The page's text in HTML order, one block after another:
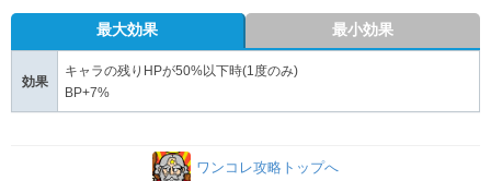
最大効果 最小効果
効果
キャラの残りHPが50%以下時(1度のみ)
BP+7%
ワンコレ攻略トップへ